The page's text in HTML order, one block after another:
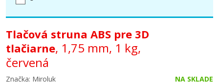
zelená
sivá
oranžová
červená
fialová
Tlačová struna ABS pre 3D
tlačiarne, 1,75 mm, 1 kg,
červená
Značka: Miroluk NA SKLADE